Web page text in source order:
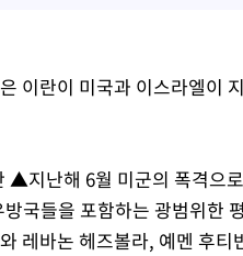
이란이 미국과 이스라엘이
지난해 6월 미군의 폭격으
국들을 포함하는 광범위한
레바논 헤즈볼라, 예멘 후